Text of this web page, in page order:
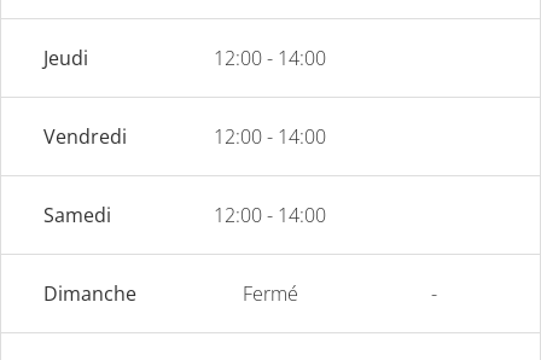
Jeudi 12:00 - 14:00
Vendredi 12:00 - 14:00
Samedi 12:00 - 14:00
Dimanche Fermé -